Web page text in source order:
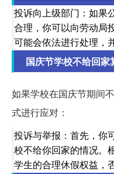
投诉向上级部门：如果
合理，你可以向劳动局
可能会依法进行处理，
国庆节学校不给回
如果学校在国庆节期间
式进行应对：
投诉与举报：首先，你
校不给你回家的情况。
学生的合理休假权益，